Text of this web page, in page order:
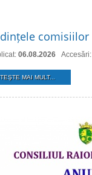
06.08.2026
MAI MULT...